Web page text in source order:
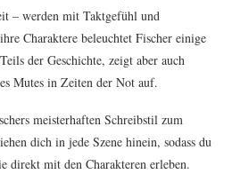
– werden mit Taktgefühl und
Charaktere beleuchtet Fischer einige
der Geschichte, zeigt aber auch
Mutes in Zeiten der Not auf.
meisterhaften Schreibstil zum
dich in jede Szene hinein, sodass du
direkt mit den Charakteren erleben.